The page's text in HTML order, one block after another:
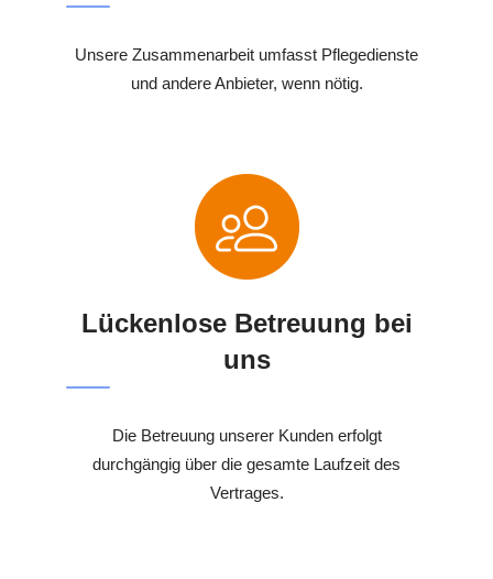
Unsere Zusammenarbeit umfasst Pflegedienste
und andere Anbieter, wenn nötig.
Lückenlose Betreuung bei
uns
Die Betreuung unserer Kunden erfolgt
durchgängig über die gesamte Laufzeit des
Vertrages.